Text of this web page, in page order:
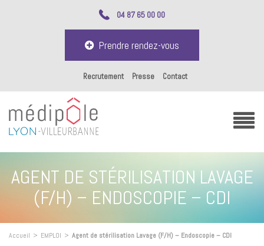
04 87 65 00 00
Prendre rendez-vous
Recrutement Presse Contact
AGENT DE STÉRILISATION LAVAGE
(F/H) – ENDOSCOPIE – CDI
Accueil > EMPLOI > Agent de stérilisation Lavage (F/H) – Endoscopie – CDI